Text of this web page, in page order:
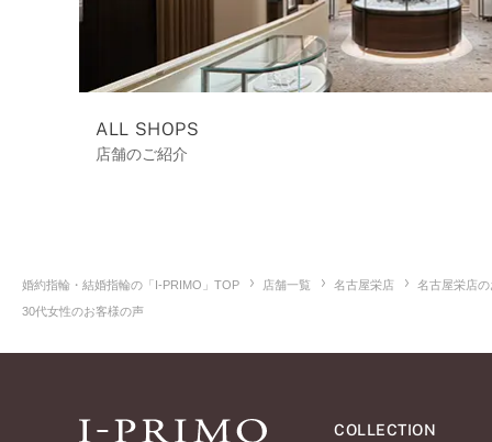
ALL SHOPS
店舗のご紹介
婚約指輪・結婚指輪の「I-PRIMO」TOP 店舗一覧 名古屋栄店
名古屋栄店
30代女性のお客様の声
COLLECTION